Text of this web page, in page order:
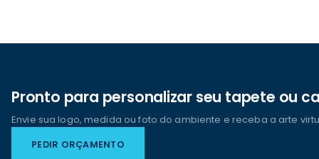
Pronto para personalizar seu tapete ou
Envie sua logo, medida ou foto do ambiente e receba a arte
PEDIR ORÇAMENTO